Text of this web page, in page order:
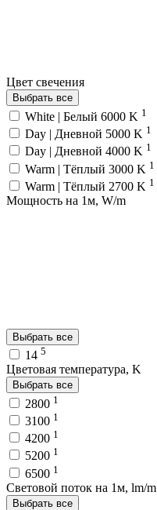
Цвет свечения
Выбрать все
White | Белый 6000 K 1
Day | Дневной 5000 K 1
Day | Дневной 4000 K 1
Warm | Тёплый 3000 K 1
Warm | Тёплый 2700 K 1
Мощность на 1м, W/m
Выбрать все
14 5
Цветовая температура, K
Выбрать все
2800 1
3100 1
4200 1
5200 1
6500 1
Световой поток на 1м, lm/m
Выбрать все